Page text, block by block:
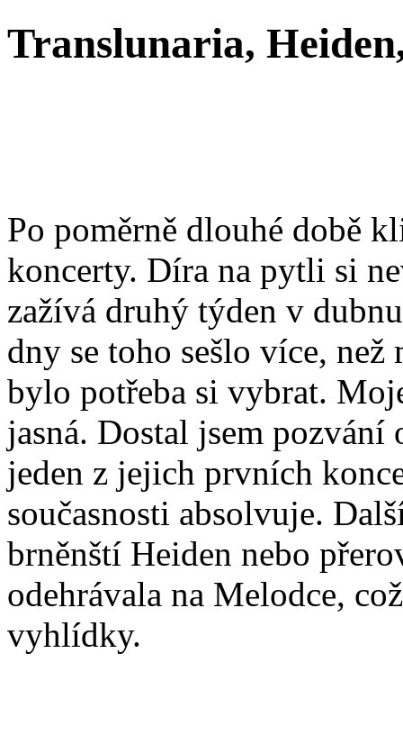
Translunaria,
Po poměrně dlouhé době
koncerty. Díra na pytli si
zažívá druhý týden v
dny se toho sešlo více, než
bylo potřeba si vybrat.
jasná. Dostal jsem
jeden z jejich prvních
současnosti absolvuje.
brněnští Heiden nebo
odehrávala na Melodce,
vyhlídky.